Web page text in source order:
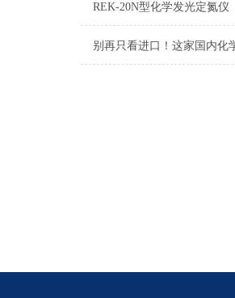
REK-20N型化学发光定氮仪